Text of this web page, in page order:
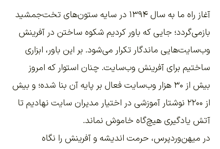
آغاز راه ما به سال ۱۳۹۴ در سایه ستون‌های تخت‌جمشید
بازمی‌گردد؛ جایی که باور کردیم شکوه ساختن در آفرینش
وب‌سایت‌هایی ماندگار تکرار می‌شود. بر این باور، ابزاری
ساختیم برای آفرینش وب‌سایت. چنان استوار که امروز
بیش از ۳۰ هزار وب‌سایت فعال بر پایه آن بنا شده؛ و بیش
از ۲۲۰۰
نوشتار آموزشی در اختیار مدیران سایت نهادیم تا
آتش یادگیری هیچ‌گاه خاموش نماند.
در میهن‌وردپرس، حرمت اندیشه و آفرینش را نگاه